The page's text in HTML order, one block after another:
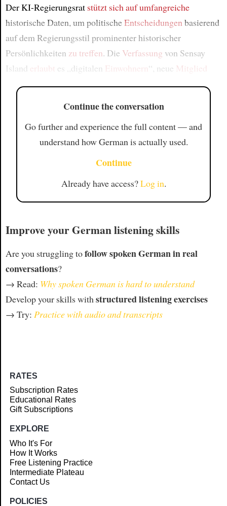
Der KI-Regierungsrat stützt sich aufumfangreiche
historische Daten, um politischeEntscheidungen basierend
auf dem Regierungsstil prominenter historischer
Persönlichkeiten zu treffen. Die Verfassung von Sensay
Island
erlaubt es „digitalen Einwohnern“, neue Mitglied
Continue the conversation
Go further and experience the full content — and
understand how German is actually used.
Continue
Already have access?Log in.
Improve your German listening skills
Are you struggling tofollow spoken German in real
conversations?
→ Read: Why spoken German is hard to understand
Develop your skills withstructured listening exercises
→ Try: Practice with audio and transcripts
RATES
Subscription Rates
Educational Rates
Gift Subscriptions
EXPLORE
Who It's For
How It Works
Free Listening Practice
Intermediate Plateau
Contact Us
POLICIES